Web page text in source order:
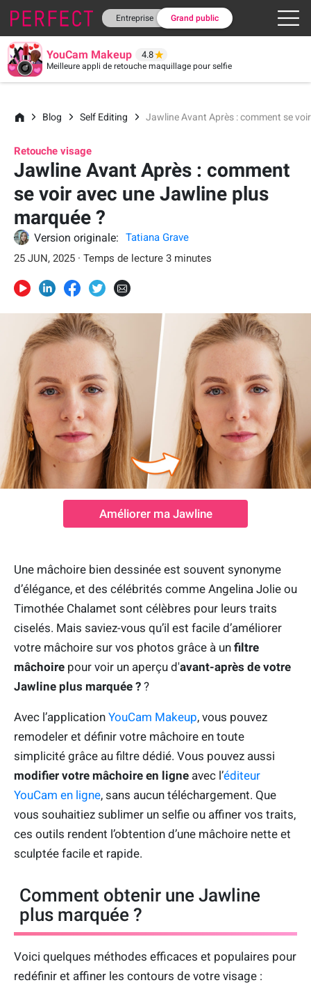
Entreprise Grand public
YouCam Makeup 4.8
Meilleure appli de retouche maquillage pour selfie
Blog Self Editing Jawline Avant Après : comment se
Retouche visage
Jawline Avant Après : comment
se voir avec une Jawline plus
marquée ?
Version originale:
Tatiana Grave
25 JUN, 2025 · Temps de lecture 3 minutes
Améliorer ma Jawline
Une mâchoire bien dessinée est souvent synonyme
d’élégance, et des célébrités comme Angelina Jolie ou
Timothée Chalamet sont célèbres pour leurs traits
ciselés. Mais saviez-vous qu’il est facile d’améliorer
votre mâchoire sur vos photos grâce à un filtre
mâchoire pour voir un aperçu d'avant-après de votre
Jawline plus marquée ? ?
Avec l’application YouCam Makeup, vous pouvez
remodeler et définir votre mâchoire en toute
simplicité grâce au filtre dédié. Vous pouvez aussi
modifier votre mâchoire en ligne avec l’éditeur
YouCam en ligne, sans aucun téléchargement. Que
vous souhaitiez sublimer un selfie ou affiner vos traits,
ces outils rendent l’obtention d’une mâchoire nette et
sculptée facile et rapide.
Comment obtenir une Jawline
plus marquée ?
Voici quelques méthodes efficaces et populaires pour
redéfinir et affiner les contours de votre visage :